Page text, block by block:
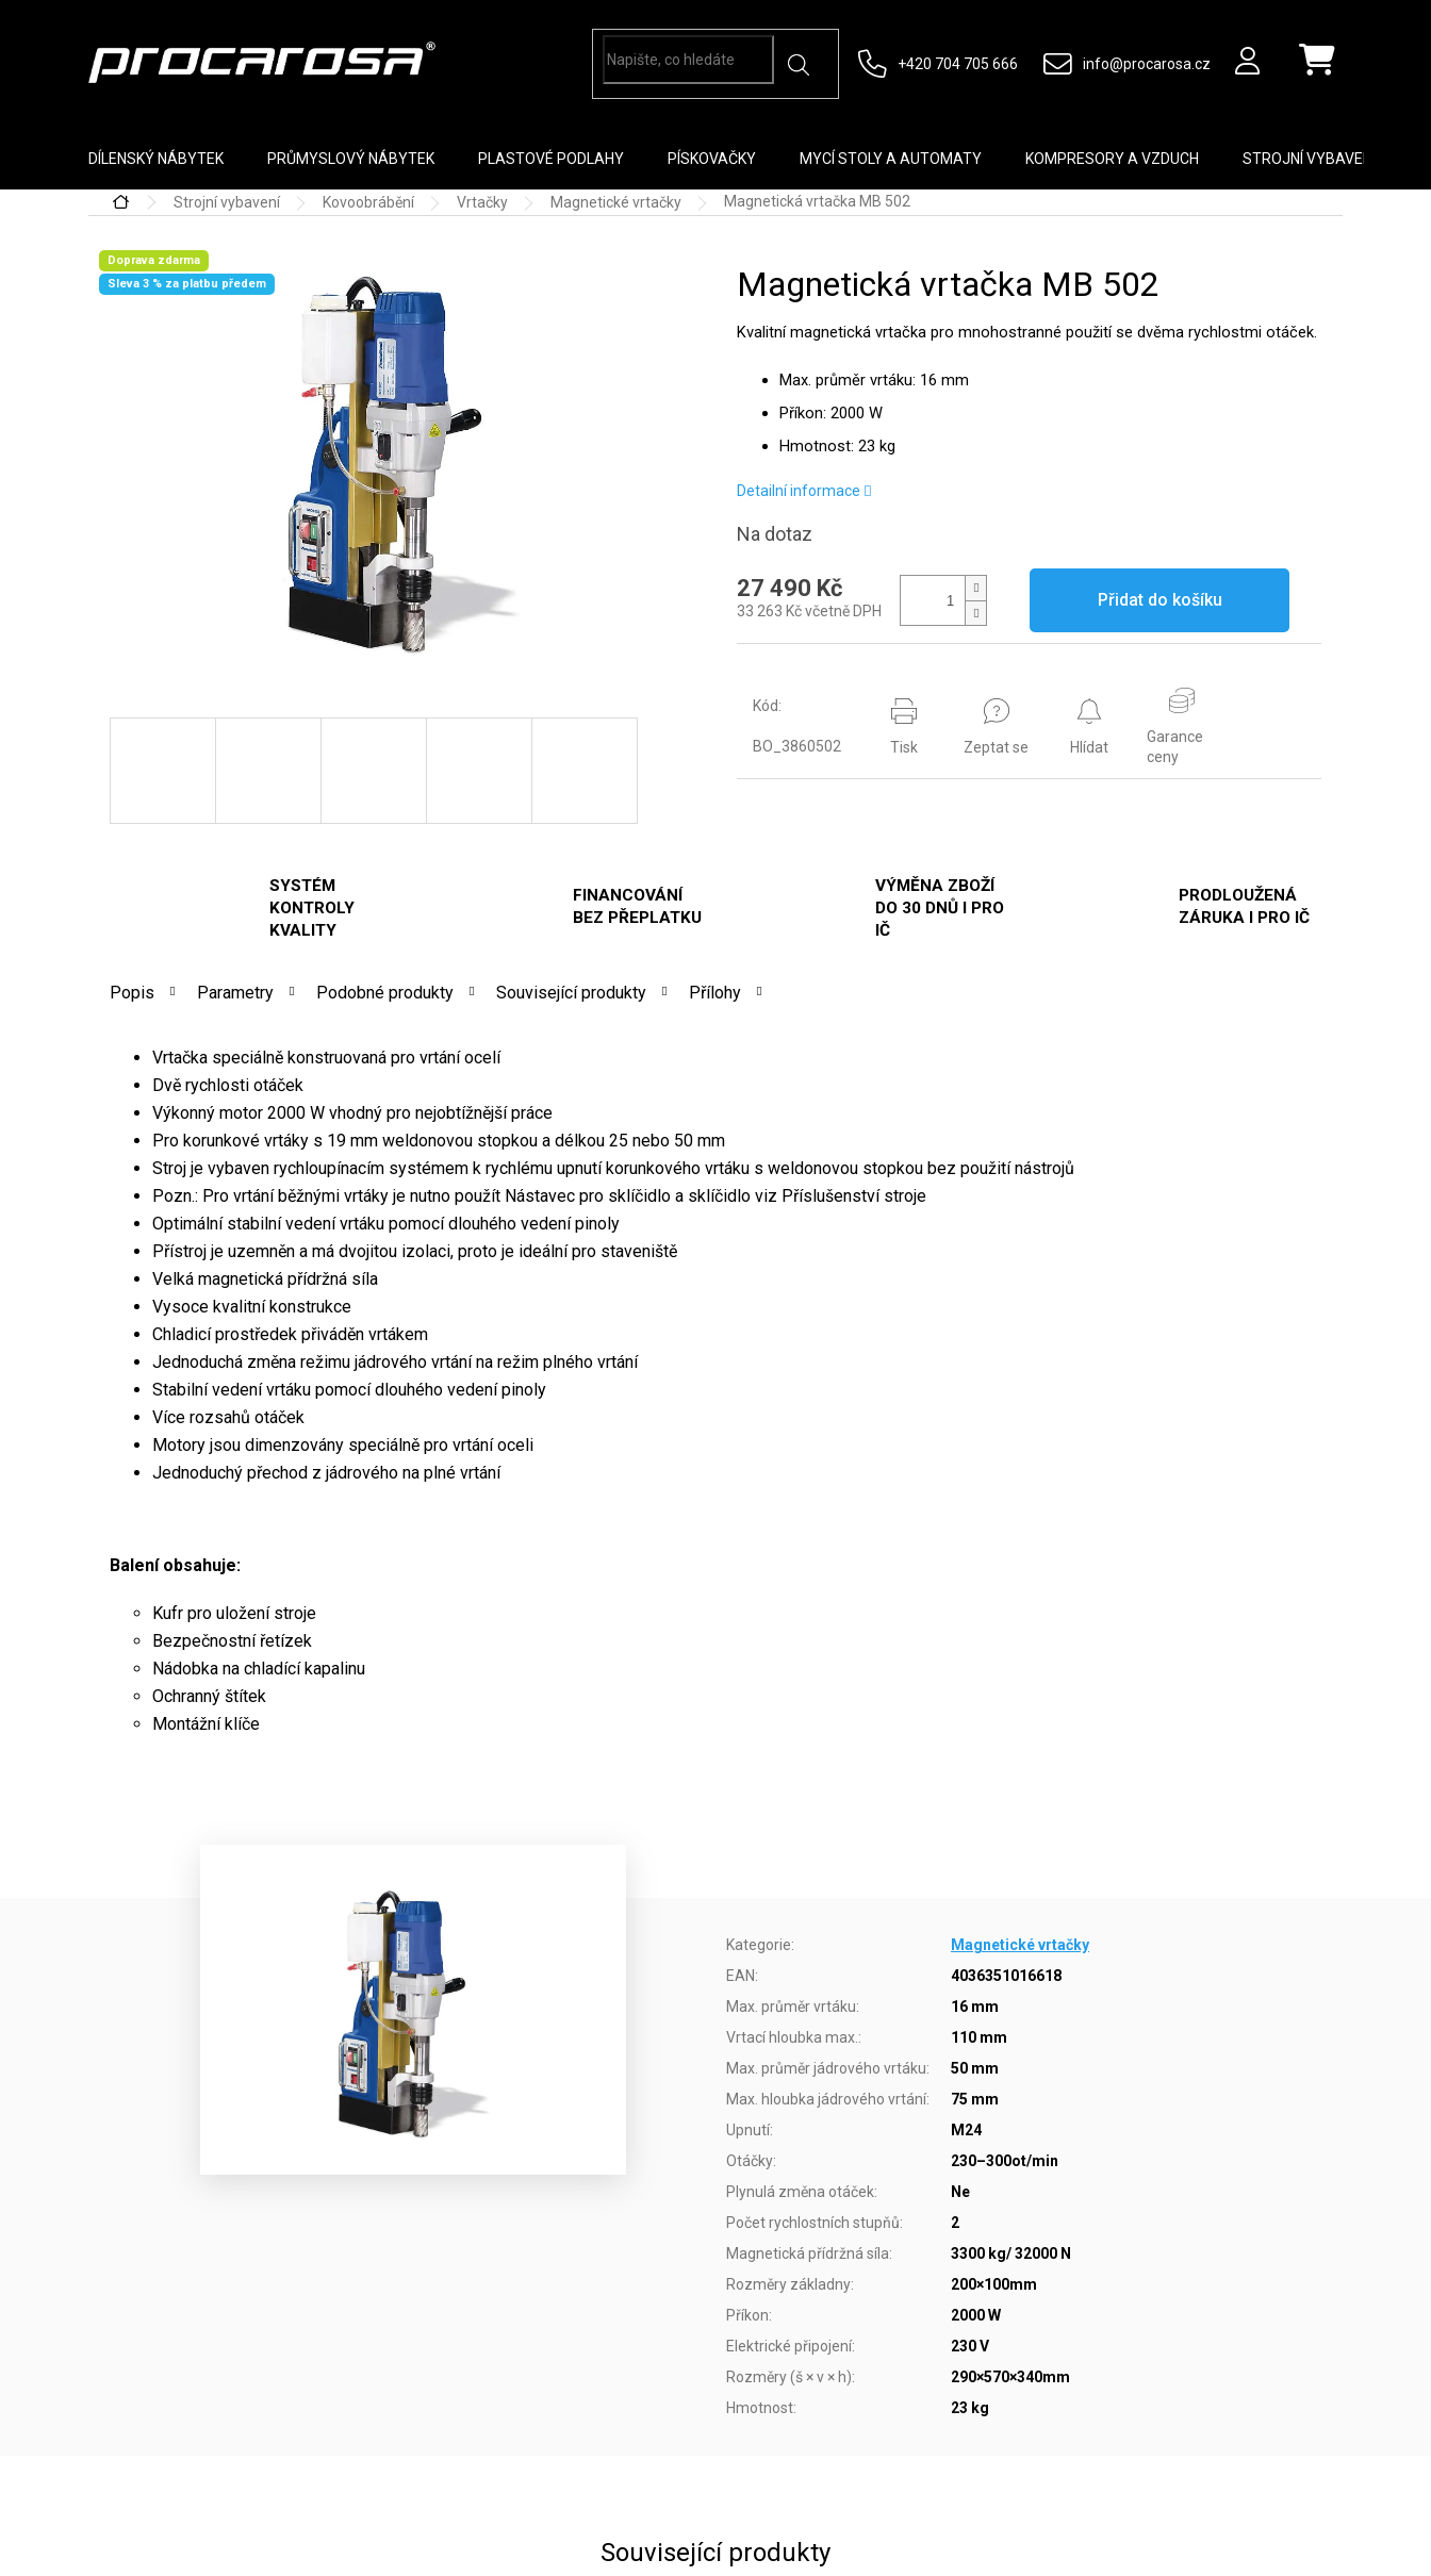
+420 704 705 666 info@procarosa.cz Nákupní košík
DÍLENSKÝ NÁBYTEK PRŮMYSLOVÝ NÁBYTEK PLASTOVÉ PODLAHY PÍSKOVAČKY MYCÍ STOLY A AUTOMATY KOMPRESORY A VZDUCH STROJNÍ VYBAVENÍ
Domů Strojní vybavení Kovoobrábění Vrtačky Magnetické vrtačky Magnetická vrtačka MB 502
Doprava zdarma
Sleva 3 % za platbu předem
Magnetická vrtačka MB 502
Kvalitní magnetická vrtačka pro mnohostranné použití se dvěma rychlostmi otáček.
Max. průměr vrtáku: 16 mm
Příkon: 2000 W
Hmotnost: 23 kg
Detailní informace
Na dotaz
27 490 Kč
33 263 Kč včetně DPH
Přidat do košíku
Kód:
BO_3860502 Tisk Zeptat se Hlídat
Garance
ceny
SYSTÉM
KONTROLY
KVALITY
FINANCOVÁNÍ
BEZ PŘEPLATKU
VÝMĚNA ZBOŽÍ
DO 30 DNŮ I PRO
IČ
PRODLOUŽENÁ
ZÁRUKA I PRO IČ
Popis Parametry Podobné produkty Související produkty Přílohy
Vrtačka speciálně konstruovaná pro vrtání ocelí
Dvě rychlosti otáček
Výkonný motor 2000 W vhodný pro nejobtížnější práce
Pro korunkové vrtáky s 19 mm weldonovou stopkou a délkou 25 nebo 50 mm
Stroj je vybaven rychloupínacím systémem k rychlému upnutí korunkového vrtáku s weldonovou stopkou bez použití nástrojů
Pozn.: Pro vrtání běžnými vrtáky je nutno použít Nástavec pro sklíčidlo a sklíčidlo viz Příslušenství stroje
Optimální stabilní vedení vrtáku pomocí dlouhého vedení pinoly
Přístroj je uzemněn a má dvojitou izolaci, proto je ideální pro staveniště
Velká magnetická přídržná síla
Vysoce kvalitní konstrukce
Chladicí prostředek přiváděn vrtákem
Jednoduchá změna režimu jádrového vrtání na režim plného vrtání
Stabilní vedení vrtáku pomocí dlouhého vedení pinoly
Více rozsahů otáček
Motory jsou dimenzovány speciálně pro vrtání oceli
Jednoduchý přechod z jádrového na plné vrtání
Balení obsahuje:
Kufr pro uložení stroje
Bezpečnostní řetízek
Nádobka na chladící kapalinu
Ochranný štítek
Montážní klíče
Kategorie:
Magnetické vrtačky
EAN:
4036351016618
Max. průměr vrtáku:
16 mm
Vrtací hloubka max.:
110 mm
Max. průměr jádrového vrtáku:
50 mm
Max. hloubka jádrového vrtání:
75 mm
Upnutí:
M24
Otáčky:
230–300ot/min
Plynulá změna otáček:
Ne
Počet rychlostních stupňů:
2
Magnetická přídržná síla:
3300 kg/ 32000 N
Rozměry základny:
200×100mm
Příkon:
2000 W
Elektrické připojení:
230 V
Rozměry (š × v × h):
290×570×340mm
Hmotnost: 23 kg
Související produkty